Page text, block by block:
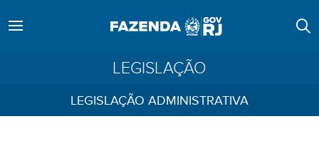
LEGISLAÇÃO
LEGISLAÇÃO ADMINISTRATIVA